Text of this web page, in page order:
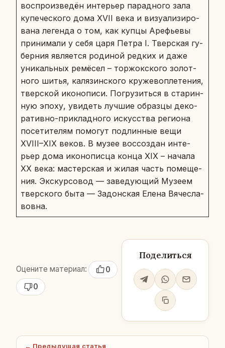
вос­про­из­ве­дён ин­те­рьер па­рад­но­го зала
ку­пе­че­ско­го дома XVII века и ви­зу­а­ли­зи­ро­
ва­на ле­ген­да о том, как купцы Аре­фье­вы
при­ни­ма­ли у себя царя Петра I. Твер­ская гу­
бер­ния яв­ля­ет­ся ро­ди­ной редких и даже
уни­каль­ных ре­мё­сел – тор­жок­ско­го зо­лот­
но­го шитья, ка­ля­зин­ско­го кру­же­во­пле­те­ния,
твер­ской ико­но­пи­си. По­гру­зить­ся в ста­рин­
ную эпоху, уви­деть лучшие об­раз­цы де­ко­
ра­тив­но-при­клад­но­го ис­кус­ства ре­ги­о­на
по­се­ти­те­лям по­мо­гут под­лин­ные вещи
XVIII–XIX веков. В музее вос­со­здан ин­те­
рьер дома ико­но­пис­ца конца XIX – начала
XX века: ма­стер­ская и жилая часть по­ме­ще­
ния. Экс­кур­со­вод — за­ве­ду­ю­щий Музеем
твер­ско­го быта — За­дон­ская Елена Вя­че­сла­
вов­на.
Оцените материал:
0
0
Поделиться
← Предыдущая статья